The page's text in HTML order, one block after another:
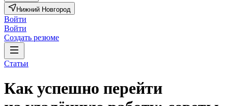
Нижний Новгород
Войти
Войти
Создать резюме
Статьи
Как успешно перейти